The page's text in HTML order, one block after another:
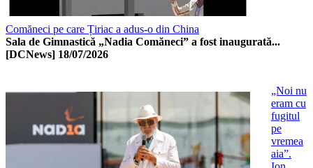
Comăneci pe care Țiriac a adus-o din China
Sala de Gimnastică „Nadia Comăneci” a fost inaugurată...
[DCNews] 18/07/2026
„Noi nu
eram cu
fugitul
pe
vremea
aia”.